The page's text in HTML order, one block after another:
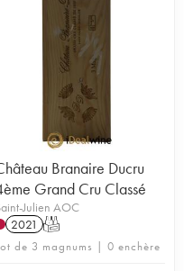
Branaire Ducru
Grand Cru Classé
Julien AOC
2021 T
de 3 magnums | 0 enchère